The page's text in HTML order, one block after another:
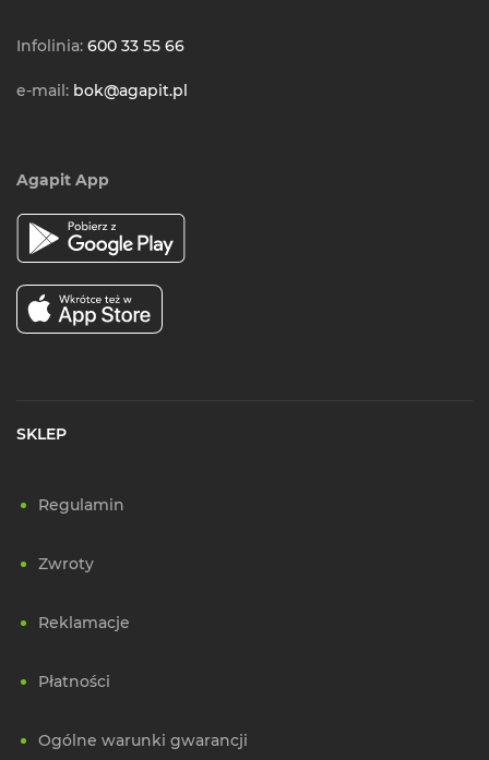
Infolinia: 600 33 55 66
e-mail: bok@agapit.pl
Agapit App
SKLEP
Regulamin
Zwroty
Reklamacje
Płatności
Ogólne warunki gwarancji